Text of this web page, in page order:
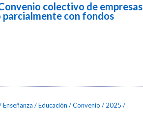
colectivo de empresas
parcialmente con fondos
Enseñanza Educación Convenio 2025